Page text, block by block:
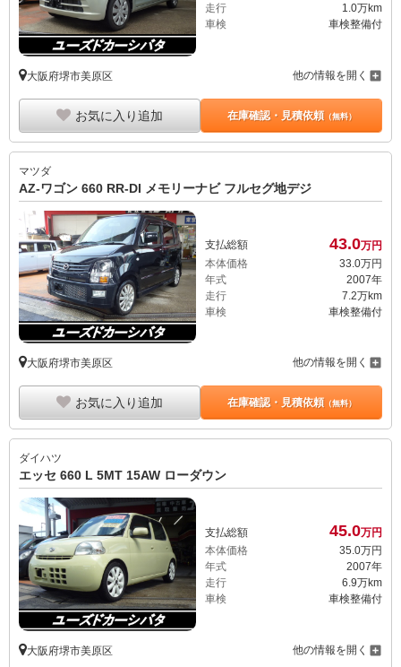
走行
1.0万km
車検
車検整備付
大阪府堺市美原区 他の情報を開く
お気に入り追加 在庫確認・見積依頼（無料）
マツダ
AZ-ワゴン 660 RR-DI メモリーナビ フルセグ地デジ
支払総額 43.0万円
本体価格
33. 0万円
年式
2007年
走行
7.2万km
車検
車検整備付
大阪府堺市美原区 他の情報を開く
お気に入り追加 在庫確認・見積依頼（無料）
ダイハツ
エッセ 660 L 5MT 15AW ローダウン
支払総額 45.0万円
本体価格
35.0万円
年式
2007年
走行
6.9万km
車検
車検整備付
大阪府堺市美原区 他の情報を開く